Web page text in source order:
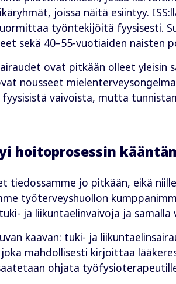
joissa näitä esiintyy.
työntekijöitä fyysisesti.
sekä 40–55-vuotiaiden naisten
ovat pitkään olleet yleisin
nousseet
fyysisistä vaivoista, mutta
hoitoprosessin
tiedossamme jo pitkään, eikä
työterveyshuollon
ja liikuntaelinvaivoja ja
kaavan: tuki- ja
mahdollisesti kirjoittaa
ohjata